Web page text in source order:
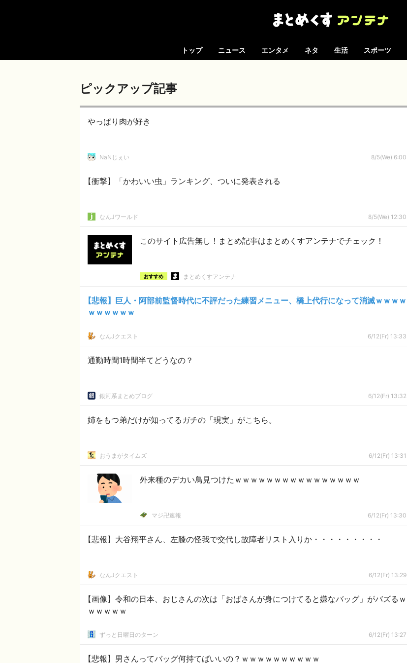
トップ ニュース エンタメ ネタ 生活 スポーツ
ピックアップ記事
やっぱり肉が好き
NaNじぇい 8/5(We) 6:00
【衝撃】「かわいい虫」ランキング、ついに発表される
なんJワールド 8/5(We) 12:30
このサイト広告無し！まとめ記事はまとめくすアンテナでチェック！
おすすめ まとめくすアンテナ
【悲報】巨人・阿部前監督時代に不評だった練習メニュー、橋上代行になって消滅ｗｗｗｗ
ｗｗｗｗｗｗ
なんJクエスト 6/12(Fr) 13:33
通勤時間1時間半てどうなの？
銀河系まとめブログ 6/12(Fr) 13:32
姉をもつ弟だけが知ってるガチの「現実」がこちら。
おうまがタイムズ 6/12(Fr) 13:31
外来種のデカい鳥見つけたｗｗｗｗｗｗｗｗｗｗｗｗｗｗｗｗ
マジ卍速報 6/12(Fr) 13:30
【悲報】大谷翔平さん、左膝の怪我で交代し故障者リスト入りか・・・・・・・・・
なんJクエスト 6/12(Fr) 13:29
【画像】令和の日本、おじさんの次は「おばさんが身につけてると嫌なバッグ」がバズるｗ
ｗｗｗｗｗ
ずっと日曜日のターン 6/12(Fr) 13:27
【悲報】男さんってバッグ何持てばいいの？ｗｗｗｗｗｗｗｗｗｗ